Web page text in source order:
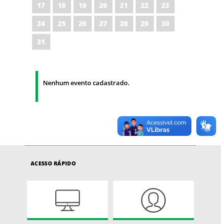
17
18 19 20 21 22
23
24
25 26 27 28 29
30
31
Nenhum evento cadastrado.
ACESSO RÁPIDO